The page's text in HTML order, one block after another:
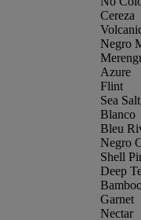
Cereza
Negro
Azure
Flint
Sea Salt
Blanco
Bleu
Negro
Shell
Deep
Garnet
Nectar